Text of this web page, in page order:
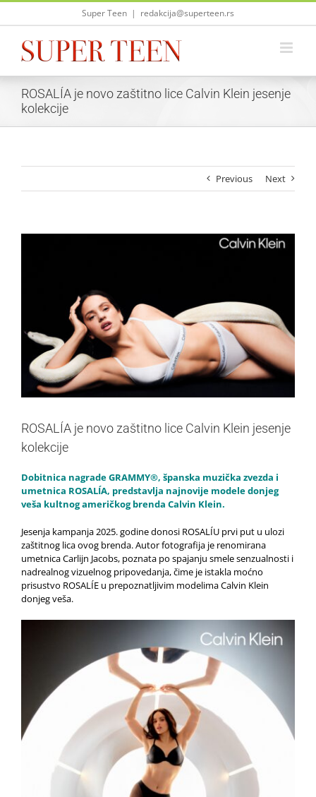
Skip
Super Teen | redakcija@superteen.rs
ROSALÍA je novo zaštitno lice Calvin Klein jesenje
kolekcije
Previous Next
ROSALÍA je novo zaštitno lice Calvin Klein jesenje
kolekcije
Dobitnica nagrade GRAMMY®, španska muzička zvezda i
umetnica ROSALÍA, predstavlja najnovije modele donjeg
veša kultnog američkog brenda Calvin Klein.
Jesenja kampanja 2025. godine donosi ROSALÍU prvi put u ulozi
zaštitnog lica ovog brenda. Autor fotografija je renomirana
umetnica Carlijn Jacobs, poznata po spajanju smele senzualnosti i
nadrealnog vizuelnog pripovedanja, čime je istakla moćno
prisustvo ROSALÍE u prepoznatljivim modelima Calvin Klein
donjeg veša.